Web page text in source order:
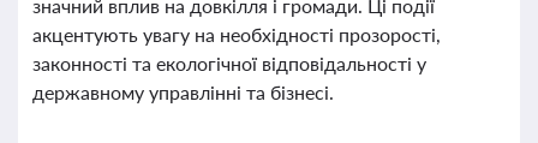
значний вплив на довкілля і громади. Ці події
акцентують увагу на необхідності прозорості,
законності та екологічної відповідальності у
державному управлінні та бізнесі.